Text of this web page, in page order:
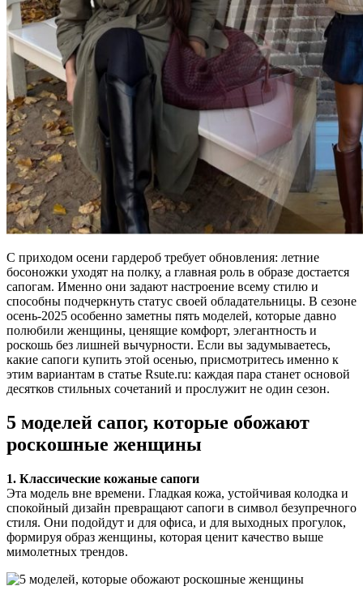
С приходом осени гардероб требует обновления: летние
босоножки уходят на полку, а главная роль в образе достается
сапогам. Именно они задают настроение всему стилю и
способны подчеркнуть статус своей обладательницы. В сезоне
осень-2025 особенно заметны пять моделей, которые давно
полюбили женщины, ценящие комфорт, элегантность и
роскошь без лишней вычурности. Если вы задумываетесь,
какие сапоги купить этой осенью, присмотритесь именно к
этим вариантам в статье Rsute.ru: каждая пара станет основой
десятков стильных сочетаний и прослужит не один сезон.
5 моделей сапог, которые обожают
роскошные женщины
1. Классические кожаные сапоги
Эта модель вне времени. Гладкая кожа, устойчивая колодка и
спокойный дизайн превращают сапоги в символ безупречного
стиля. Они подойдут и для офиса, и для выходных прогулок,
формируя образ женщины, которая ценит качество выше
мимолетных трендов.